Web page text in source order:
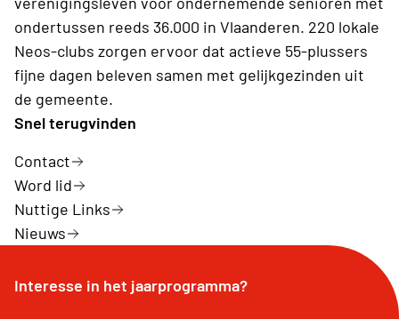
ondertussen reeds 36.000 in Vlaanderen. 220 lokale
Neos-clubs zorgen ervoor dat actieve 55-plussers
fijne dagen beleven samen met gelijkgezinden uit
de gemeente.
Snel terugvinden
Contact
Word lid
Nuttige Links
Nieuws
Interesse in het jaarprogramma?